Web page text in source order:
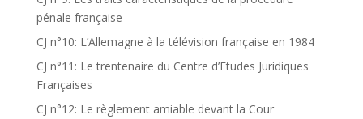
pénale française
CJ n°10: L’Allemagne à la télévision française en 1984
CJ n°11: Le trentenaire du Centre d’Etudes Juridiques
Françaises
CJ n°12: Le règlement amiable devant la Cour